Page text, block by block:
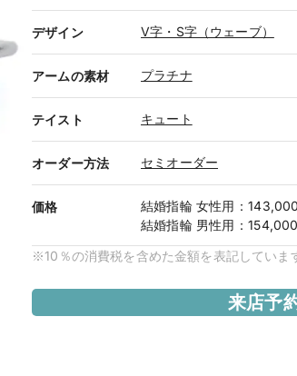
デザイン V字・S字（ウェーブ）
アームの素材 プラチナ
テイスト キュート
オーダー方法 セミオーダー
価格 結婚指輪 女性用 ：
結婚指輪 男性用 ：
※10％の消費税を含めた金額を表記していま
来店予